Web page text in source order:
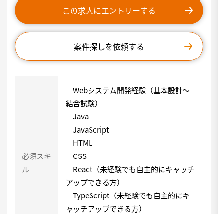
この求人にエントリーする
案件探しを依頼する
必須スキ
ル
Webシステム開発経験（基本設計～
結合試験）
Java
JavaScript
HTML
CSS
React（未経験でも自主的にキャッチ
アップできる方）
TypeScript（未経験でも自主的にキ
ャッチアップできる方）